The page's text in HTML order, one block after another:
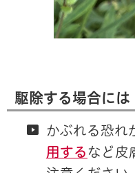
駆除する場合には
かぶれる恐れ
用する など皮